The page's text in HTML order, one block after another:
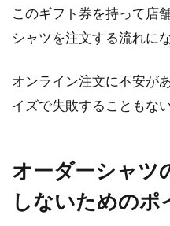
このギフト券を持って店
シャツを注文する流れに
オンライン注文に不安が
イズで失敗することもな
オーダーシャツ
しないためのポ